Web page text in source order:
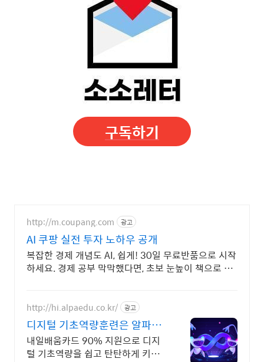
구독하기
http://m.coupang.com 광고
AI 쿠팡 실전 투자 노하우 공개
복잡한 경제 개념도 AI, 쉽게! 30일 무료반품으로 시작
하세요. 경제 공부 막막했다면, 초보 눈높이 책으로 현
http://hi.alpaedu.co.kr/ 광고
디지털 기초역량훈련은 알파코
AI 어플리케이션 개발
내일배움카드 90% 지원으로 디지
털 기초역량을 쉽고 탄탄하게 키워